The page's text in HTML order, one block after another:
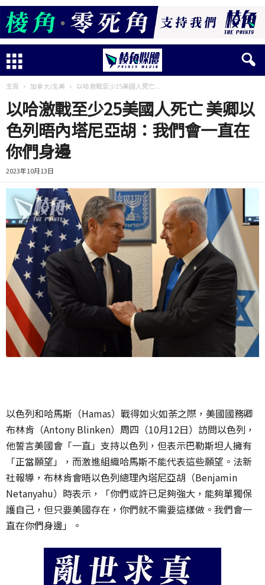
主頁 加拿大/北美 以哈激戰至少25美國人死亡...
以哈激戰至少25美國人死亡 美卿以
色列晤內塔尼亞胡：我們會一直在
你們身邊
2023年10月13日
以色列和哈馬斯（Hamas）戰得如火如荼之際，美國國務卿
布林肯（Antony Blinken）周四（10月12日）訪問以色列，
他誓言美國會「一直」支持以色列，但表示巴勒斯坦人擁有
「正當願望」，而激進組織哈馬斯不能代表這些願望。法新
社報導，布林肯會晤以色列總理內塔尼亞胡（Benjamin
Netanyahu）時表示，「你們或許已足夠強大，能夠單獨保
護自己，但只要美國存在，你們就不需要這樣做。我們會一
直在你們身邊」。